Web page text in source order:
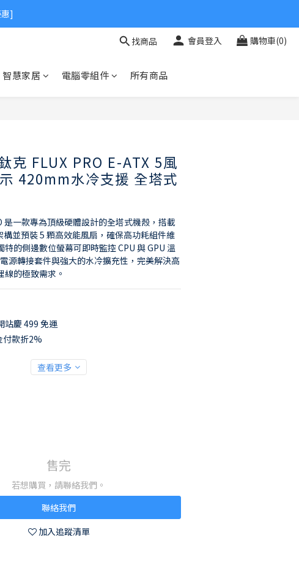
]
找商品 會員登入 購物車(0)
智慧家居 電腦零組件 所有商品
克 FLUX PRO E-ATX 5風
420mm水冷支援 全塔式
是一款專為頂級硬體設計的全塔式機殼，搭載
構並預裝 5 顆高效能風扇，確保高功耗組件維
特的側邊數位螢幕可即時監控 CPU 與 GPU 溫
源轉接套件與強大的水冷擴充性，完美解決高
線的極致需求。
站慶 499 免運
付款折2%
查看更多
售完
若想購買，請聯絡我們。
聯絡我們
加入追蹤清單